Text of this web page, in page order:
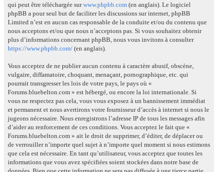
qui peut être téléchargée surwww.phpbb.com (en anglais). Le logiciel
phpBB a pour seul but de faciliter les discussions sur internet, phpBB
Limited n’est en aucun cas responsable de la conduite et/ou du contenu que
nous acceptons et/ou que nous n’acceptons pas. Si vous souhaitez obtenir
plus d’informations concernant phpBB, nous vous invitons à consulter
https://www.phpbb.com/ (en anglais).
Vous acceptez de ne publier aucun contenu à caractère abusif, obscène,
vulgaire, diffamatoire, choquant, menaçant, pornographique, etc. qui
pourrait transgresser les lois de votre pays, le pays où «
Forums.bluebelton.com » est hébergé, ou encore la loi internationale. Si
vous ne respectez pas cela, vous vous exposez à un bannissement immédiat
et permanent et nous avertirons votre fournisseur d’accès à internet si nous le
jugeons nécessaire. Nous enregistrons l’adresse IP de tous les messages afin
d’aider au renforcement de ces conditions. Vous acceptez le fait que «
Forums.bluebelton.com » ait le droit de supprimer, d’éditer, de déplacer ou
de verrouiller n’importe quel sujet à n’importe quel moment si nous estimons
que cela est nécessaire. En tant qu’utilisateur, vous acceptez que toutes les
informations que vous avez spécifiées soient stockées dans notre base de